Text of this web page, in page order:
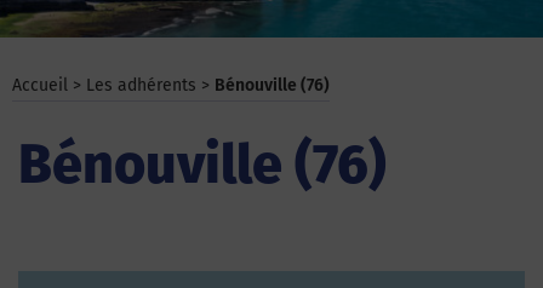
Accueil > Les adhérents > Bénouville (76)
Bénouville (76)